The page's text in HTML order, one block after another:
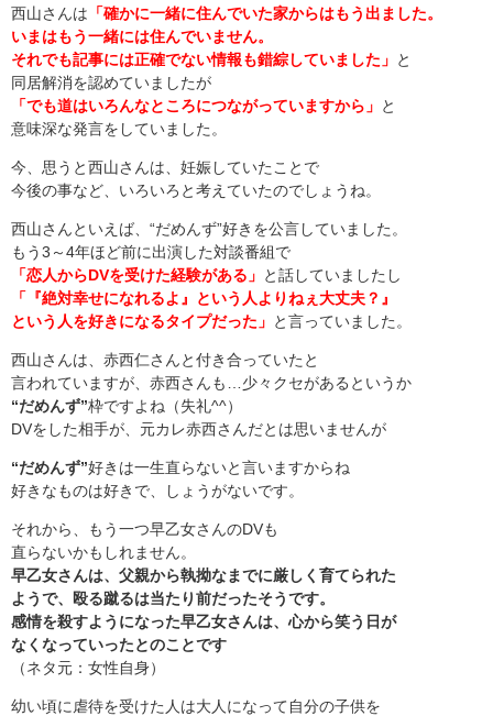
西山さんは 「確かに一緒に住んでいた家からはもう出ました。
いまはもう一緒には住んでいません。
それでも記事には正確でない情報も錯綜していました」 と
同居解消を認めていましたが
「でも道はいろんなところにつながっていますから」 と
意味深な発言をしていました。
今、思うと西山さんは、妊娠していたことで
今後の事など、いろいろと考えていたのでしょうね。
西山さんといえば、“だめんず”好きを公言していました。
もう3～4年ほど前に出演した対談番組で
「恋人からDVを受けた経験がある」 と話していましたし
「『絶対幸せになれるよ』という人よりねぇ大丈夫？』
という人を好きになるタイプだった」 と言っていました。
西山さんは、赤西仁さんと付き合っていたと
言われていますが、赤西さんも…少々クセがあるというか
“だめんず”枠ですよね（失礼^^）
DVをした相手が、元カレ赤西さんだとは思いませんが
“だめんず”好きは一生直らないと言いますからね
好きなものは好きで、しょうがないです。
それから、もう一つ早乙女さんのDVも
直らないかもしれません。
早乙女さんは、父親から執拗なまでに厳しく育てられた
ようで、殴る蹴るは当たり前だったそうです。
感情を殺すようになった早乙女さんは、心から笑う日が
なくなっていったとのことです
（ネタ元：女性自身）
幼い頃に虐待を受けた人は大人になって自分の子供を